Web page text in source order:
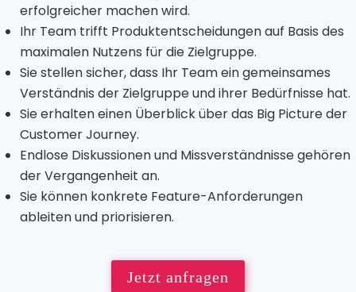
erfolgreicher machen wird.
Ihr Team trifft Produktentscheidungen auf Basis des
maximalen Nutzens für die Zielgruppe.
Sie stellen sicher, dass Ihr Team ein gemeinsames
Verständnis der Zielgruppe und ihrer Bedürfnisse hat.
Sie erhalten einen Überblick über das Big Picture der
Customer Journey.
Endlose Diskussionen und Missverständnisse gehören
der Vergangenheit an.
Sie können konkrete Feature-Anforderungen
ableiten und priorisieren.
Jetzt anfragen